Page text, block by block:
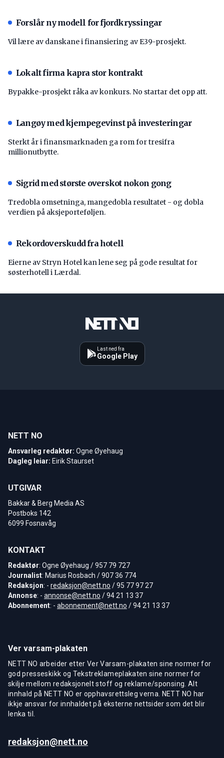
Forslår ny modell for fjordkryssingar
Vil lære av danskane i finansiering av E39-prosjekt.
Lokalt firma kapra stor kontrakt
Bypakke-prosjekt råka av konkurs. No startar det opp att.
Langøy med kjempegevinst på investeringar
Sterkt år i finansmarknaden ga rom for tresifra
millionutbytte.
Sigrid med største overskot nokon gong
Tredobla omsetninga, mangedobla resultatet - og dobla
verdien på aksjeporteføljen.
Rekordoverskudd fra hotell
Eierne av Stryn Hotel kan lene seg på gode resultat for
søsterhotell i Lærdal.
Last ned fra
Google Play
NETT NO
Ansvarleg redaktør: Ogne Øyehaug
Dagleg leiar: Eirik Staurset
UTGIVAR
Bakkar & Berg Media AS
Postboks 142
6099 Fosnavåg
KONTAKT
Redaktør: Ogne Øyehaug / 957 79 727
Journalist: Marius Rosbach / 907 36 774
Redaksjon: - redaksjon@nett.no / 95 77 97 27
Annonse: - annonse@nett.no / 94 21 13 37
Abonnement: - abonnement@nett.no / 94 21 13 37
Ver varsam-plakaten
NETT NO arbeider etter Ver Varsam-plakaten sine normer for
god presseskikk og Tekstreklameplakaten sine normer for
skilje mellom redaksjonelt stoff og reklame/sponsing. Alt
innhald på NETT NO er opphavsrettsleg verna. NETT NO har
ikkje ansvar for innhaldet på eksterne nettsider som det blir
lenka til.
redaksjon@nett.no